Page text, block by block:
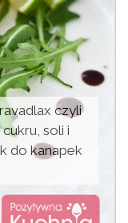
czyli
soli i
do kanapek